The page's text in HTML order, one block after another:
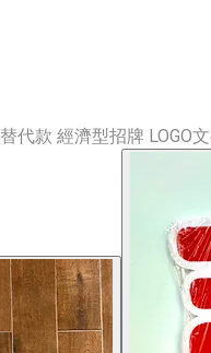
代款 經濟型招牌 LOGO